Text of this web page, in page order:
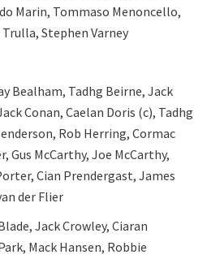
Marin, Tommaso Menoncello,
Stephen Varney
Bealham, Tadhg Beirne, Jack
Conan, Caelan Doris (c), Tadhg
Rob Herring, Cormac
Gus McCarthy, Joe McCarthy,
Cian Prendergast, James
der Flier
Jack Crowley, Ciaran
Mack Hansen, Robbie